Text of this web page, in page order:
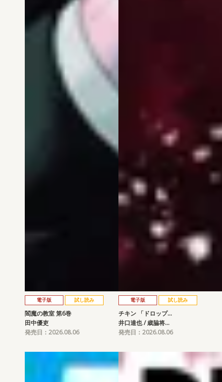
電子版 試し読み
閻魔の教室 第6巻
田中優吏
発売日：2026.08.06
電子版 試し読み
チキン 「ドロップ…
井口達也 / 歳脇将…
発売日：2026.08.06